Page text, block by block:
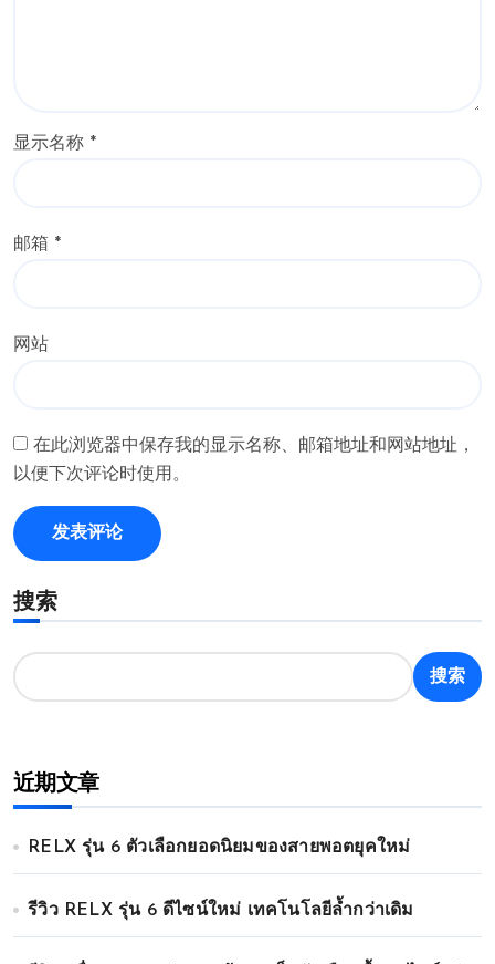
显示名称 *
邮箱 *
网站
在此浏览器中保存我的显示名称、邮箱地址和网站地址，
以便下次评论时使用。
搜索
搜索
近期文章
RELX รุ่น 6 ตัวเลือกยอดนิยมของสายพอตยุคใหม่
รีวิว RELX รุ่น 6 ดีไซน์ใหม่ เทคโนโลยีล้ำกว่าเดิม